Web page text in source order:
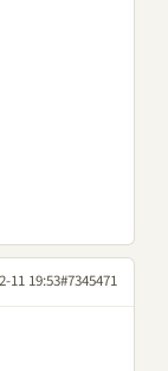
11 19:53#7345471